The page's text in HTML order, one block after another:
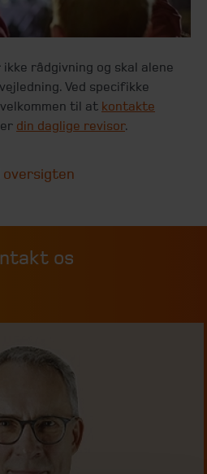
rådgivning og skal alene
Ved specifikke
til at kontakte
din daglige revisor.
oversigten
os